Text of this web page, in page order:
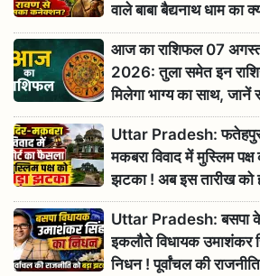
वाले बाबा बैद्यनाथ धाम का
रावण से संबंध? जानिए
महिमा
आज का राशिफल 07
2026: तुला समेत इन
मिलेगा भाग्य का साथ, जानें
राशियों का दैनिक भाग्यफल
Uttar Pradesh: फतेहपुर
मकबरा विवाद में मुस्लिम पक्ष
झटका ! अब इस तारीख को
सुनवाई
Uttar Pradesh: बसपा
इकलौते विधायक उमाशंकर
निधन ! पूर्वांचल की